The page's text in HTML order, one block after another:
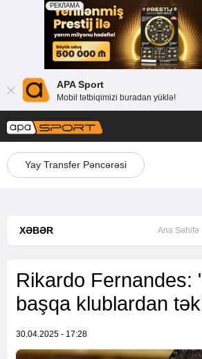
APA Sport
Mobil tətbiqimizi buradan yüklə!
Yay Transfer Pəncərəsi
XƏBƏR Ana Səhifə
Rikardo Fernandes:
başqa klublardan
30.04.2025 - 17:28